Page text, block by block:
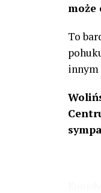
może
To
innym